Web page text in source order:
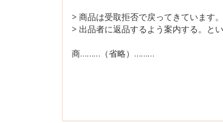
> 商品は受取拒否で戻ってきています。
> 出品者に返品するよう案内する。と
商………（省略）………